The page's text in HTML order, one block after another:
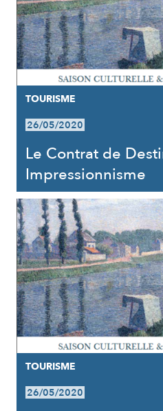
TOURISME
26/05/2020
Le Contrat de
Impressionnisme
TOURISME
26/05/2020